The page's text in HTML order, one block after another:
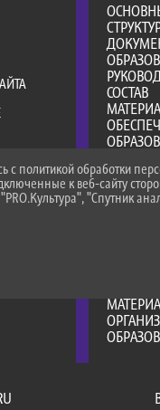
СОСТАВ
с политикой обработки
к веб-сайту
"Спутник